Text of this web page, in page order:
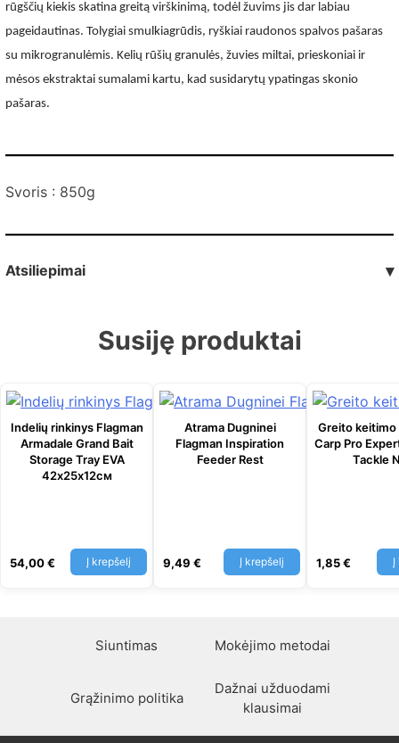
rūgščių kiekis skatina greitą virškinimą, todėl žuvims jis dar labiau
pageidautinas. Tolygiai smulkiagrūdis, ryškiai raudonos spalvos pašaras
su mikrogranulėmis. Kelių rūšių granulės, žuvies miltai, prieskoniai ir
mėsos ekstraktai sumalami kartu, kad susidarytų ypatingas skonio
pašaras.
Svoris : 850g
Atsiliepimai ▾
Susiję produktai
Indelių rinkinys Flagman
Armadale Grand Bait
Storage Tray EVA
42х25х12см
54,00€ Į krepšelį
Atrama Dugninei
Flagman Inspiration
Feeder Rest
9,49 € Į krepšelį
Greito keitimo
Carp Pro
Tackle
1,85€ Į
Siuntimas Mokėjimo metodai
Grąžinimo politika
Dažnai užduodami
klausimai